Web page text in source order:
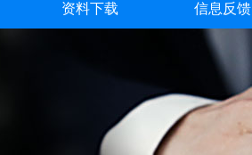
资料下载 信息反馈